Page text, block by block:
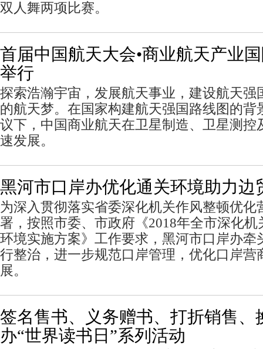
双人舞两项比赛。
首届中国航天大会•商业航天产业
举行
探索浩瀚宇宙，发展航天事业，建设航天强
的航天梦。在国家构建航天强国路线图的背
议下，中国商业航天在卫星制造、卫星测控
速发展。
黑河市口岸办优化通关环境助力边
为深入贯彻落实省委深化机关作风整顿优化
署，按照市委、市政府《2018年全市深化
环境实施方案》工作要求，黑河市口岸办牵
行整治，进一步规范口岸管理，优化口岸营
展。
签名售书、义务赠书、打折销售、
办“世界读书日”系列活动